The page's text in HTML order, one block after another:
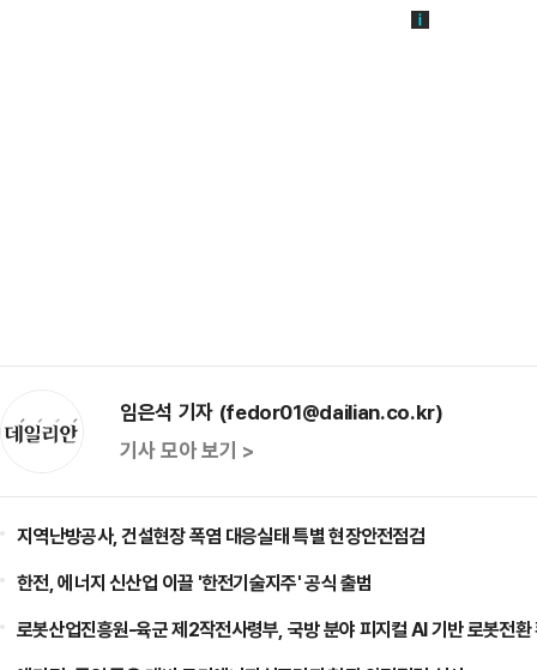
임은석 기자 (fedor01@dailian.co.kr)
기사 모아 보기 >
지역난방공사, 건설현장 폭염 대응실태 특별 현장안전점검
한전, 에너지 신산업 이끌 '한전기술지주' 공식 출범
로봇산업진흥원-육군 제2작전사령부, 국방 분야 피지컬 AI 기반 로봇전환